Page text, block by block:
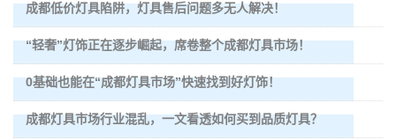
成都低价灯具陷阱，灯具售后问题多无人解决！
“轻奢”灯饰正在逐步崛起，席卷整个成都灯具市场！
0基础也能在“成都灯具市场”快速找到好灯饰！
成都灯具市场行业混乱，一文看透如何买到品质灯具？